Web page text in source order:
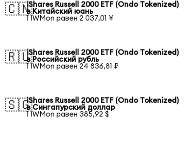
🇨🇳iShares Russell 2000 ETF (Ondo Tokenized)
в Китайский юань
1 IWMon равен 2 037,01 ¥
🇷🇺iShares Russell 2000 ETF (Ondo Tokenized)
в Российский рубль
1 IWMon равен 24 836,81 ₽
🇸🇬iShares Russell 2000 ETF (Ondo Tokenized)
в Сингапурский доллар
1 IWMon равен 385,92 $